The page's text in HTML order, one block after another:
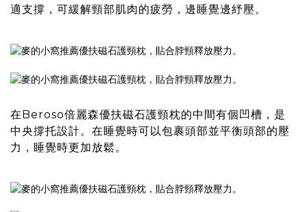
適支撐，可緩解頸部肌肉的疲勞，邊睡覺邊紓壓。
在Beroso倍麗森優扶磁石護頸枕的中間有個凹槽，是
中央撐托設計。在睡覺時可以包裹頭部並平衡頭部的壓
力，睡覺時更加放鬆。